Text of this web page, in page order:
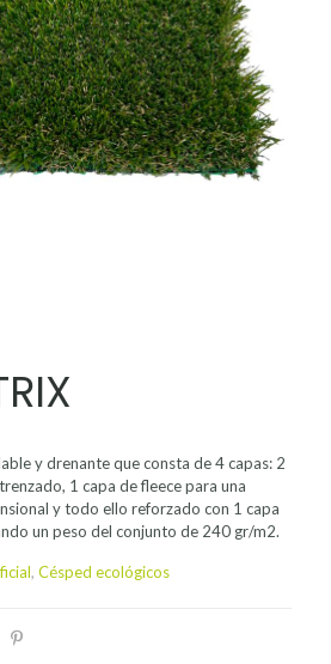
y drenante que consta de 4 capas: 2
1 capa de fleece para una
y todo ello reforzado con 1 capa
un peso del conjunto de 240 gr/m2.
, Césped ecológicos